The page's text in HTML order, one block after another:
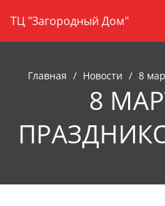
Skip
Навигация
ТЦ "Загородный Дом"
Главная Новости 8
8